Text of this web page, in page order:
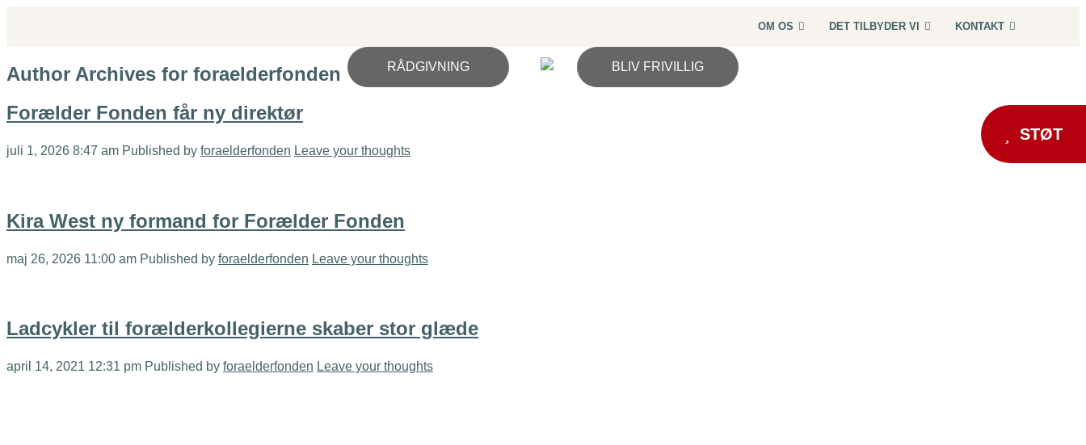
OM OS DET TILBYDER VI KONTAKT
RÅDGIVNING BLIV FRIVILLIG
Author Archives for foraelderfonden
Forælder Fonden får ny direktør
juli 1, 2026 8:47 am Published by foraelderfonden Leave your thoughts
Kira West ny formand for Forælder Fonden
maj 26, 2026 11:00 am Published by foraelderfonden Leave your thoughts
Ladcykler til forælderkollegierne skaber stor glæde
april 14, 2021 12:31 pm Published by foraelderfonden Leave your thoughts
STØT